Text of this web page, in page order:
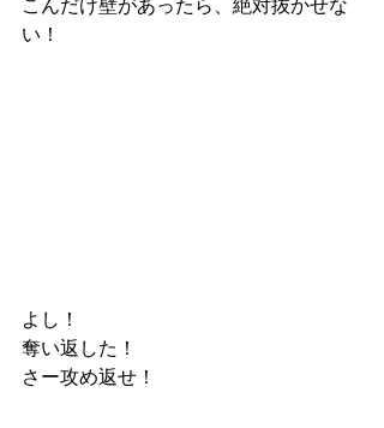
こんだけ壁があったら、絶対抜かせな
い！
よし！
奪い返した！
さー攻め返せ！